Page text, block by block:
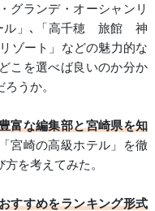
グランデ・オーシャンリ
ル」､「高千穂 旅館 神
ゾート」などの魅力的な
こを選べば良いのか分か
うか。
富な編集部と宮崎県を知
宮崎の高級ホテル」を徹
を考えてみた。
すすめをランキング形式